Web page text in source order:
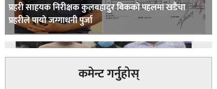
प्रहरी साहयक निरीक्षक कुलबहादुर बिककाे पहलमा खडैचा
प्रहरीले पायाे जग्गाधनी पुर्जा
कमेन्ट गर्नुहोस्